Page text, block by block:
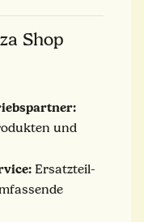
Shop
und
Ersatzteil-